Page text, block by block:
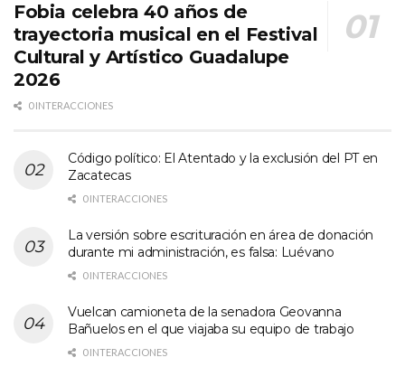
Fobia celebra 40 años de
trayectoria musical en el Festival
Cultural y Artístico Guadalupe
2026
0 INTERACCIONES
Código político: El Atentado y la exclusión del PT en
Zacatecas
0 INTERACCIONES
La versión sobre escrituración en área de donación
durante mi administración, es falsa: Luévano
0 INTERACCIONES
Vuelcan camioneta de la senadora Geovanna
Bañuelos en el que viajaba su equipo de trabajo
0 INTERACCIONES